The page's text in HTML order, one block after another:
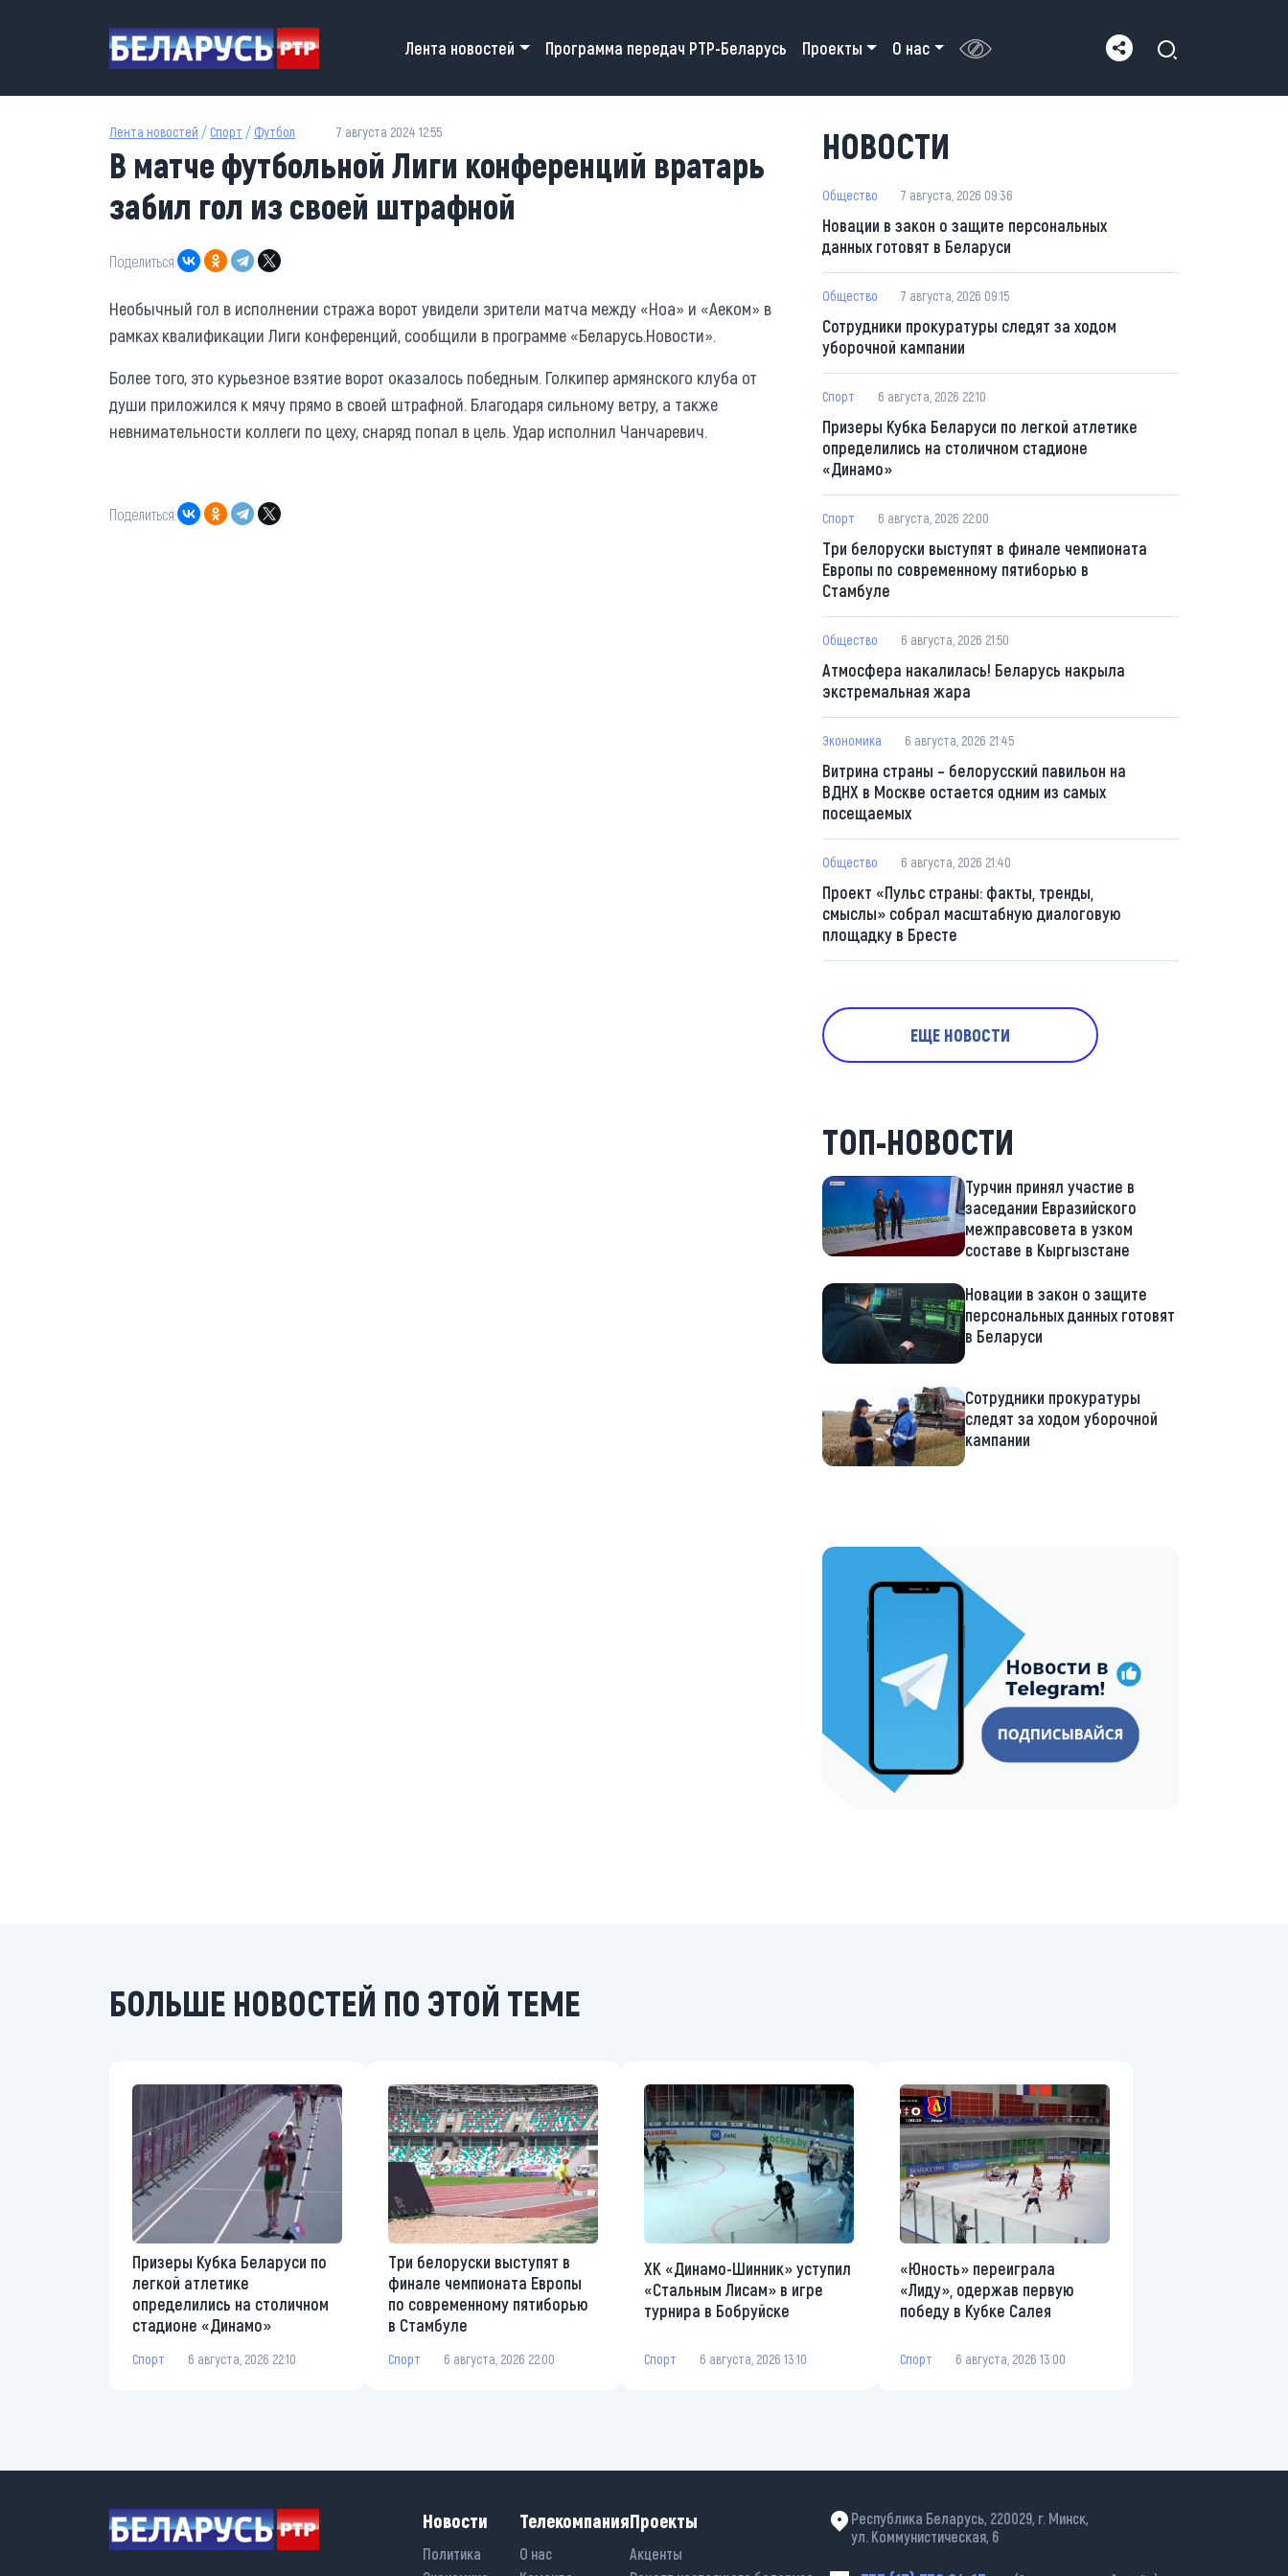
Main navigation
Лента новостей Программа передач РТР-Беларусь Проекты О нас
Лента новостей / Спорт / Футбол 7 августа 2024 12:55
В матче футбольной Лиги конференций вратарь
забил гол из своей штрафной
Поделиться:
Необычный гол в исполнении стража ворот увидели зрители матча между «Ноа» и «Аеком» в
рамках квалификации Лиги конференций, сообщили в программе «Беларусь.Новости».
Более того, это курьезное взятие ворот оказалось победным. Голкипер армянского клуба от
души приложился к мячу прямо в своей штрафной. Благодаря сильному ветру, а также
невнимательности коллеги по цеху, снаряд попал в цель. Удар исполнил Чанчаревич.
Поделиться:
НОВОСТИ
Общество 7 августа, 2026 09:36
Новации в закон о защите персональных
данных готовят в Беларуси
Общество 7 августа, 2026 09:15
Сотрудники прокуратуры следят за ходом
уборочной кампании
Спорт 6 августа, 2026 22:10
Призеры Кубка Беларуси по легкой атлетике
определились на столичном стадионе
«Динамо»
Спорт 6 августа, 2026 22:00
Три белоруски выступят в финале чемпионата
Европы по современному пятиборью в
Стамбуле
Общество 6 августа, 2026 21:50
Атмосфера накалилась! Беларусь накрыла
экстремальная жара
Экономика 6 августа, 2026 21:45
Витрина страны – белорусский павильон на
ВДНХ в Москве остается одним из самых
посещаемых
Общество 6 августа, 2026 21:40
Проект «Пульс страны: факты, тренды,
смыслы» собрал масштабную диалоговую
площадку в Бресте
ЕЩЕ НОВОСТИ
ТОП-НОВОСТИ
Турчин принял участие в
заседании Евразийского
межправсовета в узком
составе в Кыргызстане
Новации в закон о защите
персональных данных готовят
в Беларуси
Сотрудники прокуратуры
следят за ходом уборочной
кампании
https://t.me/minskctvby
БОЛЬШЕ НОВОСТЕЙ ПО ЭТОЙ ТЕМЕ
Призеры Кубка Беларуси по
легкой атлетике
определились на столичном
стадионе «Динамо»
Спорт 6 августа, 2026 22:10
Три белоруски выступят в
финале чемпионата Европы
по современному пятиборью
в Стамбуле
Спорт 6 августа, 2026 22:00
ХК «Динамо-Шинник» уступил
«Стальным Лисам» в игре
турнира в Бобруйске
Спорт 6 августа, 2026 13:10
«Юность» переиграла
«Лиду», одержав первую
победу в Кубке Салея
Спорт 6 августа, 2026 13:00
Новости
Политика
Телекомпания
О нас
Проекты
Акценты
Республика Беларусь, 220029, г. Минск,
ул. Коммунистическая, 6